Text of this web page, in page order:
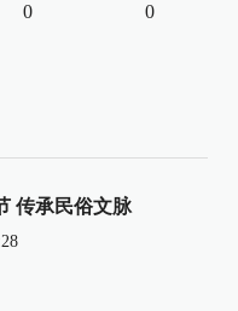
0 0
传承民俗文脉